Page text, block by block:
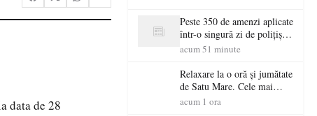
data de 28
Peste 350 de amenzi aplicate
într-o singură zi de polițiștii
sătmăreni
acum 51 minute
Relaxare la o oră și jumătate
de Satu Mare. Cele mai
spectaculoase piscine
acum 1 ora